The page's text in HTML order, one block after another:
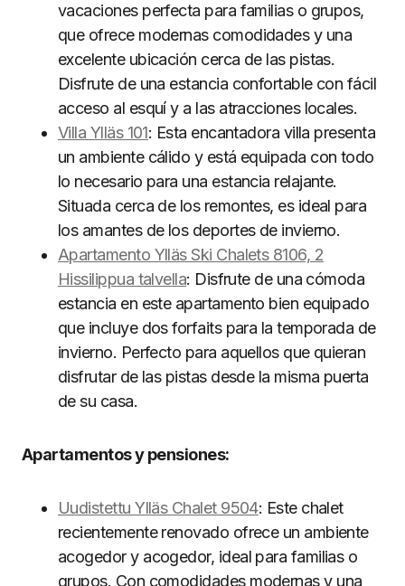
vacaciones perfecta para familias o grupos,
que ofrece modernas comodidades y una
excelente ubicación cerca de las pistas.
Disfrute de una estancia confortable con fácil
acceso al esquí y a las atracciones locales.
Villa Ylläs 101: Esta encantadora villa presenta
un ambiente cálido y está equipada con todo
lo necesario para una estancia relajante.
Situada cerca de los remontes, es ideal para
los amantes de los deportes de invierno.
Apartamento Ylläs Ski Chalets 8106, 2
Hissilippua talvella: Disfrute de una cómoda
estancia en este apartamento bien equipado
que incluye dos forfaits para la temporada de
invierno. Perfecto para aquellos que quieran
disfrutar de las pistas desde la misma puerta
de su casa.
Apartamentos y pensiones:
Uudistettu Ylläs Chalet 9504: Este chalet
recientemente renovado ofrece un ambiente
acogedor y acogedor, ideal para familias o
grupos. Con comodidades modernas y una